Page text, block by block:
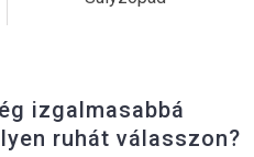
izgalmasabbá
ruhát válasszon?